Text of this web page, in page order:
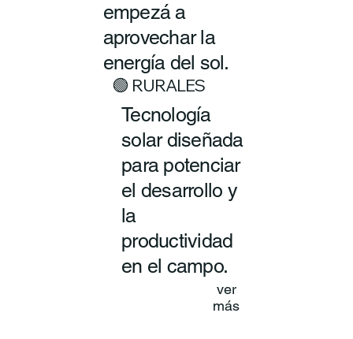
empezá a
aprovechar la
energía del sol.
🟢 RURALES
Tecnología
solar diseñada
para potenciar
el desarrollo y
la
productividad
en el campo.
ver
más